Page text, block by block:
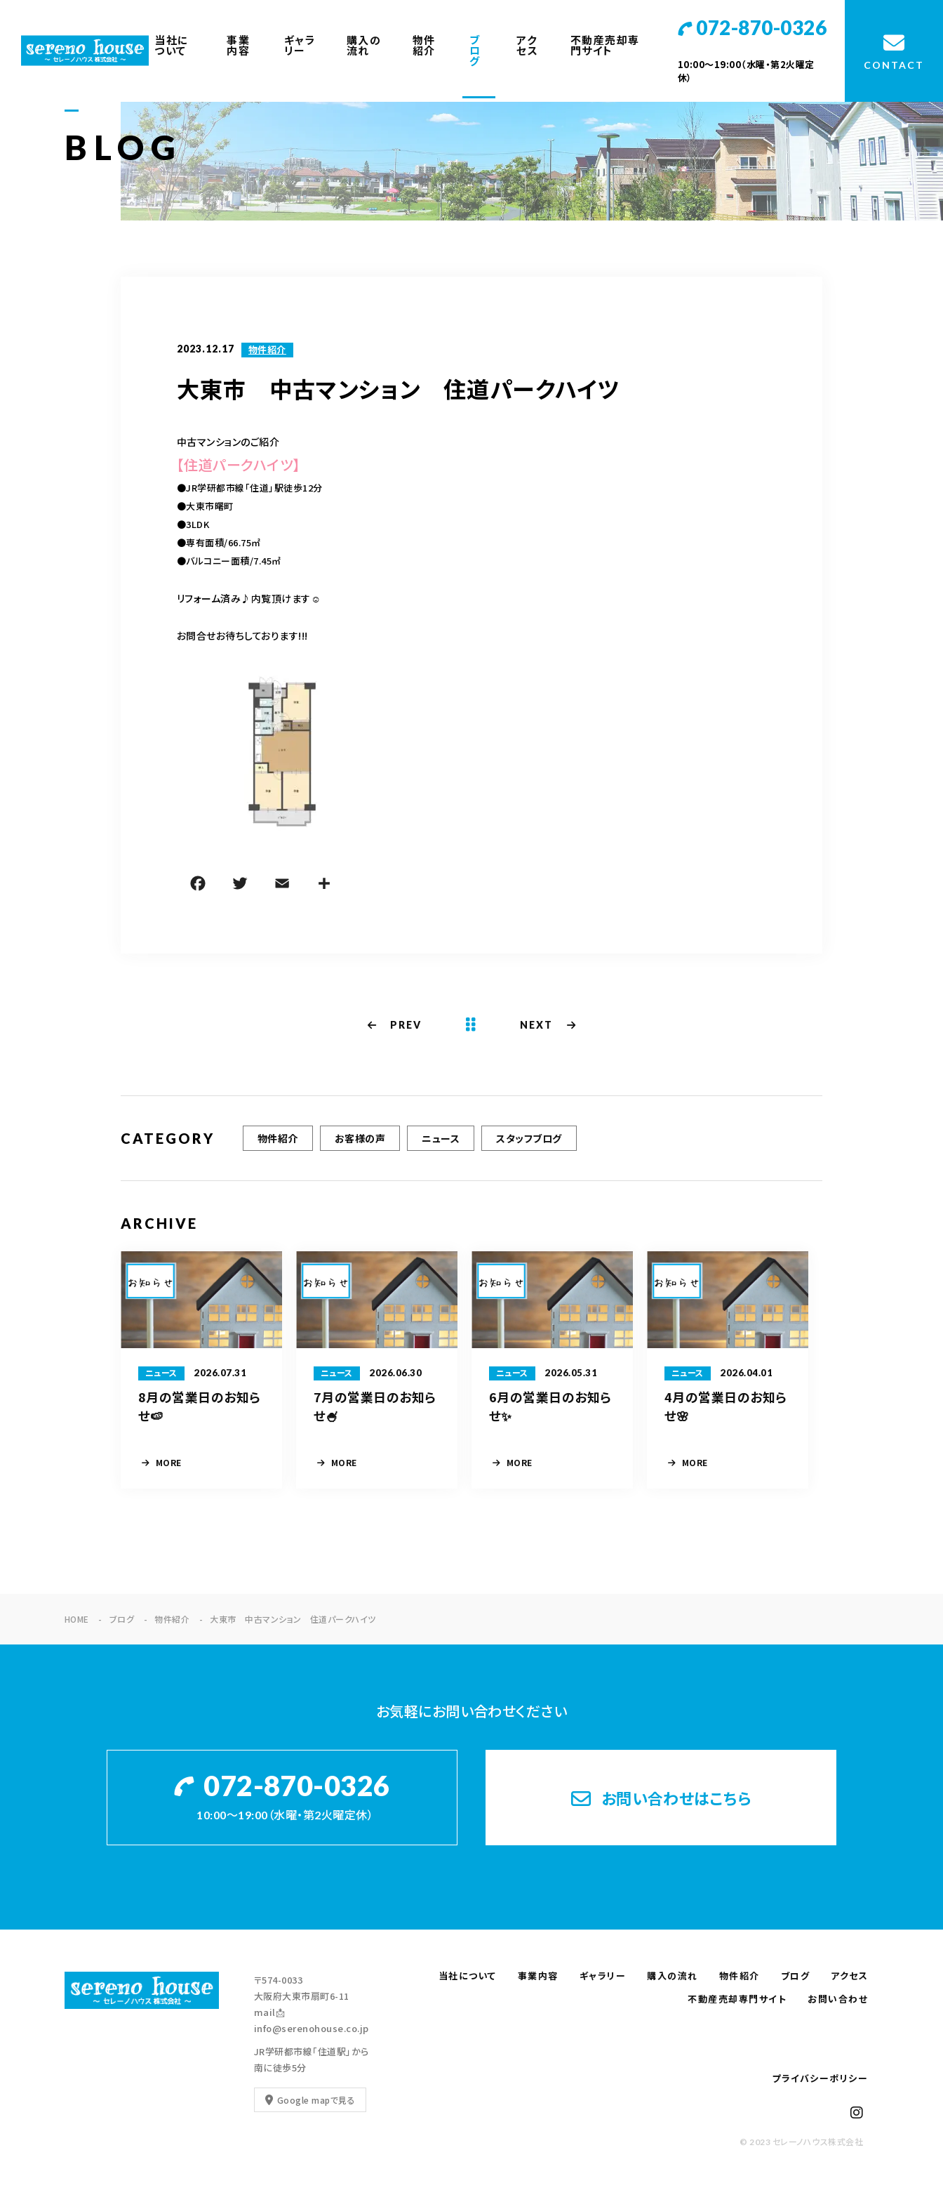
当社に
ついて
事業
内容
ギャラ
リー
購入の
流れ
物件
紹介
ブ
ロ
グ
アク
セス
不動産売却専
門サイト
072-870-0326
10:00～19:00（水曜・第2火曜定
休）
CONTACT
BLOG
2023.12.17 物件紹介
大東市 中古マンション 住道パークハイツ
中古マンションのご紹介
【住道パークハイツ】
●JR学研都市線「住道」駅徒歩12分
●大東市曙町
●3LDK
●専有面積/66.75㎡
●バルコニー面積/7.45㎡
リフォーム済み♪内覧頂けます☺
お問合せお待ちしております!!!
PREV NEXT
CATEGORY 物件紹介 お客様の声 ニュース スタッフブログ
ARCHIVE
ニュース 2026.07.31
8月の営業日のお知ら
せ🍉
MORE
ニュース 2026.06.30
7月の営業日のお知ら
せ🍧
MORE
ニュース 2026.05.31
6月の営業日のお知ら
せ✨
MORE
ニュース 2026.04.01
4月の営業日のお知ら
せ🌸
MORE
HOME ブログ 物件紹介 大東市 中古マンション 住道パークハイツ
お気軽にお問い合わせください
072-870-0326
10:00～19:00（水曜・第2火曜定休）
お問い合わせはこちら
〒574-0033
大阪府大東市扇町6-11
mail📩
info@serenohouse.co.jp
JR学研都市線「住道駅」から
南に徒歩5分
Google mapで見る
当社について 事業内容 ギャラリー 購入の流れ 物件紹介 ブログ アクセス
不動産売却専門サイト お問い合わせ
プライバシーポリシー
© 2023 セレーノハウス株式会社